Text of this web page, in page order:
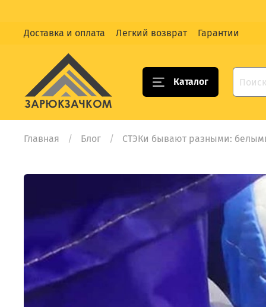
Доставка и оплата
Легкий возврат Гарантии
Каталог
Главная Блог СТЭКи бывают разными: